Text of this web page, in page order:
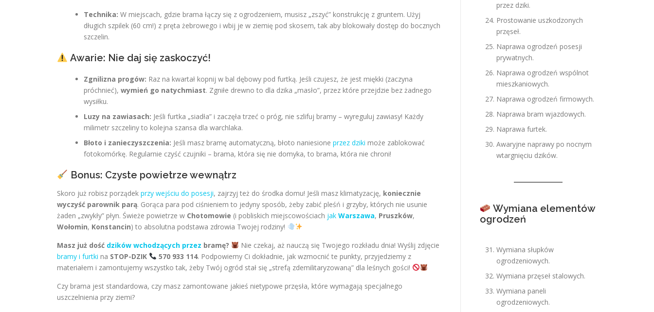
Technika: W miejscach, gdzie brama łączy się z ogrodzeniem, musisz „zszyć” konstrukcję z gruntem. Użyj
długich szpilek (60 cm!) z pręta żebrowego i wbij je w ziemię pod skosem, tak aby blokowały dostęp do bocznych
szczelin.
Awarie: Nie daj się zaskoczyć!
Zgnilizna progów: Raz na kwartał kopnij w bal dębowy pod furtką. Jeśli czujesz, że jest miękki (zaczyna
próchnieć), wymień go natychmiast. Zgniłe drewno to dla dzika „masło”, przez które przejdzie bez żadnego
wysiłku.
Luzy na zawiasach: Jeśli furtka „siadła” i zaczęła trzeć o próg, nie szlifuj bramy – wyreguluj zawiasy! Każdy
milimetr szczeliny to kolejna szansa dla warchlaka.
Błoto i zanieczyszczenia: Jeśli masz bramę automatyczną, błoto naniesione przez dziki może zablokować
fotokomórkę. Regularnie czyść czujniki – brama, która się nie domyka, to brama, która nie chroni!
Bonus: Czyste powietrze wewnątrz
Skoro już robisz porządek przy wejściu do posesji, zajrzyj też do środka domu! Jeśli masz klimatyzację, koniecznie
wyczyść parownik parą. Gorąca para pod ciśnieniem to jedyny sposób, żeby zabić pleśń i grzyby, których nie usunie
żaden „zwykły” płyn. Świeże powietrze w Chotomowie (i pobliskich miejscowościach jak Warszawa, Pruszków,
Wołomin, Konstancin) to absolutna podstawa zdrowia Twojej rodziny!
Masz już dość dzików wchodzących przez bramę?
Nie czekaj, aż nauczą się Twojego rozkładu dnia! Wyślij zdjęcie
bramy i furtki na STOP-DZIK 570 933 114. Podpowiemy Ci dokładnie, jak wzmocnić te punkty, przyjedziemy z
materiałem i zamontujemy wszystko tak, żeby Twój ogród stał się „strefą zdemilitaryzowaną” dla leśnych gości!
Czy brama jest standardowa, czy masz zamontowane jakieś nietypowe przęsła, które wymagają specjalnego
uszczelnienia przy ziemi?
przez dziki.
Prostowanie uszkodzonych
przęseł.
Naprawa ogrodzeń posesji
prywatnych.
Naprawa ogrodzeń wspólnot
mieszkaniowych.
Naprawa ogrodzeń firmowych.
Naprawa bram wjazdowych.
Naprawa furtek.
Awaryjne naprawy po nocnym
wtargnięciu dzików.
Wymiana elementów
ogrodzeń
Wymiana słupków
ogrodzeniowych.
Wymiana przęseł stalowych.
Wymiana paneli
ogrodzeniowych.